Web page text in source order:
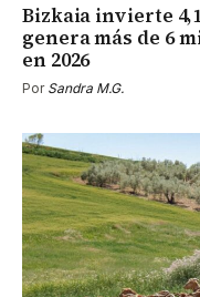
Bizkaia invierte
genera más de 6
en 2026
Por Sandra M.G.